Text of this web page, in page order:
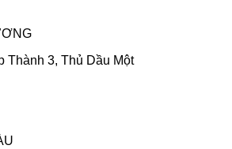
Thành 3, Thủ Dầu Một